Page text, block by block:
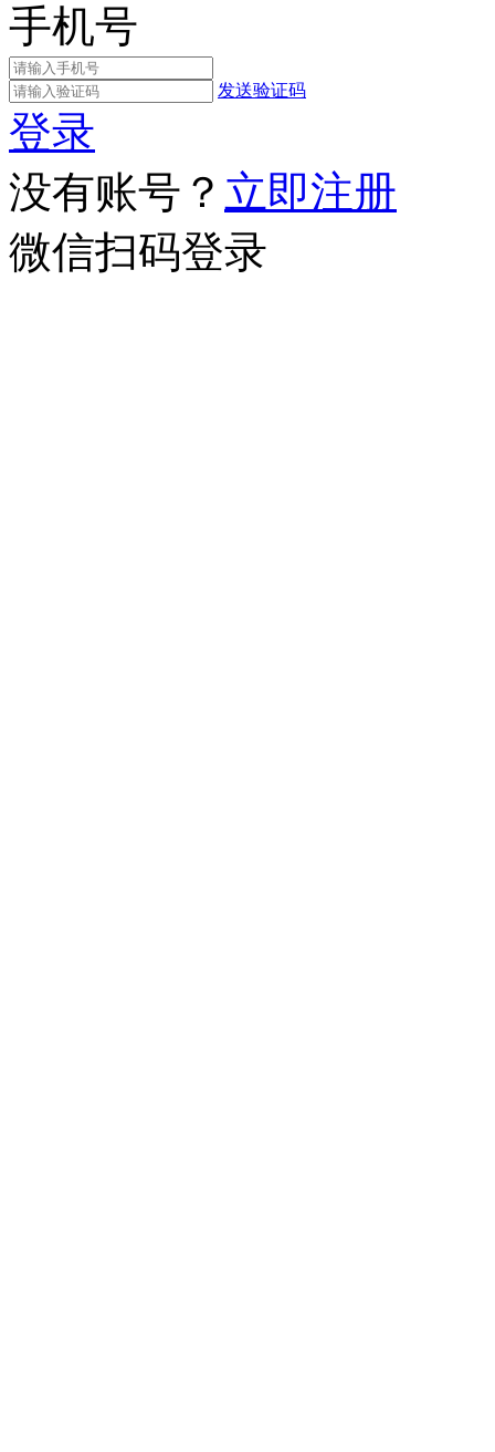
手机号
发送验证码
登录
没有账号？ 立即注册
微信扫码登录